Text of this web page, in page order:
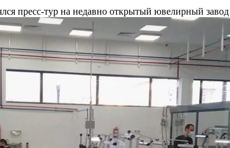
пресс-тур на недавно открытый ювелирный